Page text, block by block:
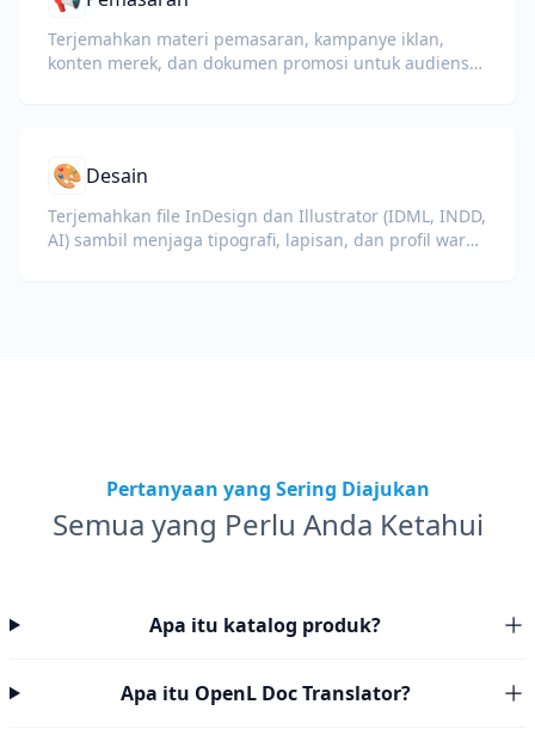
Terjemahkan materi pemasaran, kampanye iklan,
konten merek, dan dokumen promosi untuk audiens
🎨 Desain
Terjemahkan file InDesign dan Illustrator (IDML, INDD,
AI) sambil menjaga tipografi, lapisan, dan profil warna
Pertanyaan yang Sering Diajukan
Semua yang Perlu Anda Ketahui
Apa itu katalog produk?
Apa itu OpenL Doc Translator?